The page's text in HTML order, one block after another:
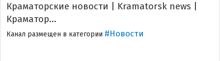
Краматорские новости | Kramatorsk news |
Краматор...
Канал размещен в категории #Новости